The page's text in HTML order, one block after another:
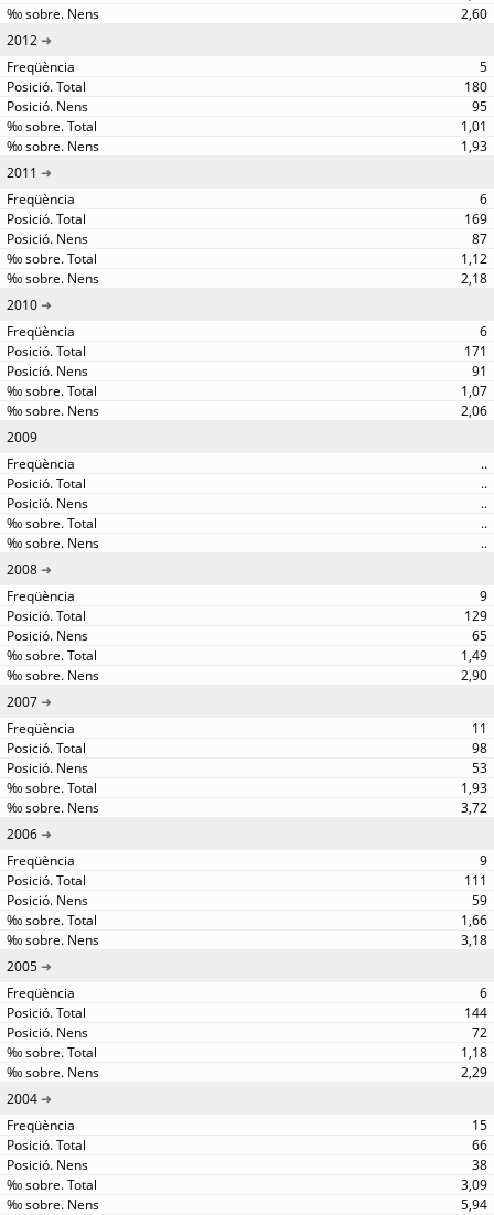
2,60
2012
5
180
95
1,01
1,93
2011
6
169
87
1,12
2,18
2010
6
171
91
1,07
2,06
2009
..
..
..
..
..
2008
9
129
65
1,49
2,90
2007
11
98
53
1,93
3,72
2006
9
111
59
1,66
3,18
2005
6
144
72
1,18
2,29
2004
15
66
38
3,09
5,94